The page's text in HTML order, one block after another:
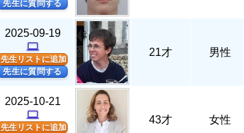
先生に質問する
2025-09-19
computer
先生リストに追加
先生に質問する
21才 男性
2025-10-21
computer
先生リストに追加
43才 女性